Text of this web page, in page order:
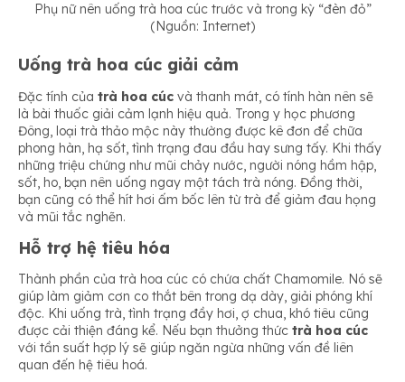
Phụ nữ nên uống trà hoa cúc trước và trong kỳ “đèn đỏ”
(Nguồn: Internet)
Uống trà hoa cúc giải cảm
Đặc tính của trà hoa cúc và thanh mát, có tính hàn nên sẽ
là bài thuốc giải cảm lạnh hiệu quả. Trong y học phương
Đông, loại trà thảo mộc này thường được kê đơn để chữa
phong hàn, hạ sốt, tình trạng đau đầu hay sưng tấy. Khi thấy
những triệu chứng như mũi chảy nước, người nóng hầm hập,
sốt, ho, bạn nên uống ngay một tách trà nóng. Đồng thời,
bạn cũng có thể hít hơi ấm bốc lên từ trà để giảm đau họng
và mũi tắc nghẽn.
Hỗ trợ hệ tiêu hóa
Thành phần của trà hoa cúc có chứa chất Chamomile. Nó sẽ
giúp làm giảm cơn co thắt bên trong dạ dày, giải phóng khí
độc. Khi uống trà, tình trạng đầy hơi, ợ chua, khó tiêu cũng
được cải thiện đáng kể. Nếu bạn thưởng thức trà hoa cúc
với tần suất hợp lý sẽ giúp ngăn ngừa những vấn đề liên
quan đến hệ tiêu hoá.